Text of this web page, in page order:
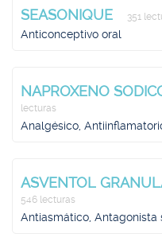
SEASONIQUE 351
Anticonceptivo oral
NAPROXENO
lecturas
Analgésico,
ASVENTOL
546 lecturas
Antiasmático,